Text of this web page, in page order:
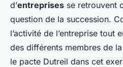
Juliette•10 mars 2024• 6 min de
d’entreprises se retrouvent
question de la succession.
l’activité de l’entreprise tout
des différents membres de
le pacte Dutreil dans cet